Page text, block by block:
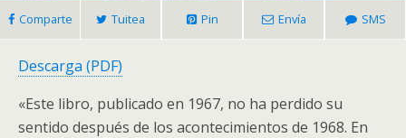
Comparte Tuitea Pin Envía SMS
Descarga (PDF)
«Este libro, publicado en 1967, no ha perdido su
sentido después de los acontecimientos de 1968. En